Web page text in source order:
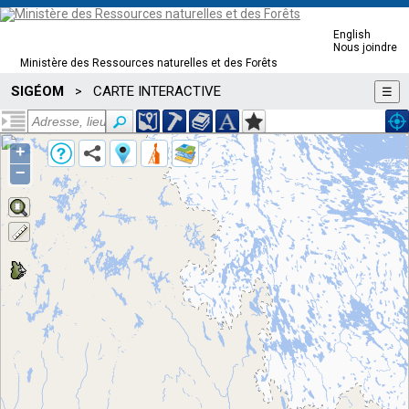
Ministère des Ressources naturelles et des Forêts
English
Nous joindre
SIGÉOM > CARTE INTERACTIVE ☰
+
−